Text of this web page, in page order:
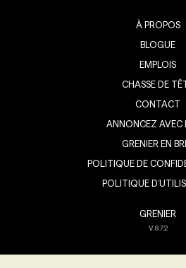
À PROPOS
BLOGUE
EMPLOIS
CHASSE DE
CONTACT
ANNONCEZ AVEC
GRENIER EN
POLITIQUE DE
POLITIQUE
GRENIER
V8.7.2